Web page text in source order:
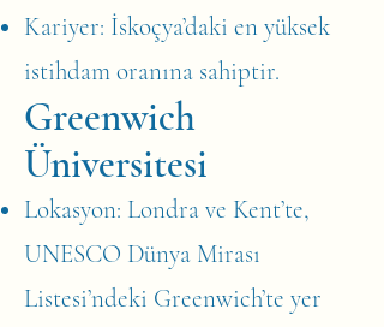
Kariyer: İskoçya’daki en yüksek
istihdam oranına sahiptir.
Greenwich
Üniversitesi
Lokasyon: Londra ve Kent’te,
UNESCO Dünya Mirası
Listesi’ndeki Greenwich’te yer